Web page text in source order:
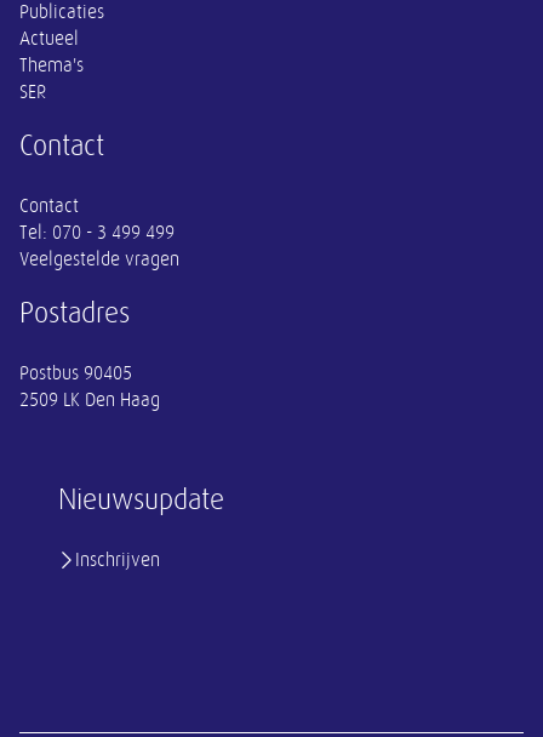
Nieuwsupdate
Inschrijven
Publicaties
Actueel
Thema's
SER
Contact
Contact
Tel: 070 - 3 499 499
Veelgestelde vragen
Postadres
Postbus 90405
2509 LK Den Haag